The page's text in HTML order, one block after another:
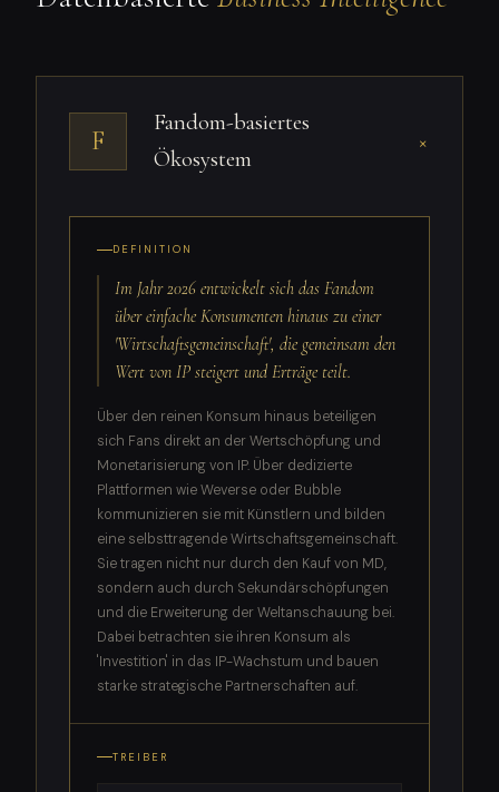
F
Fandom-basiertes
Ökosystem
+
DEFINITION
Im Jahr 2026 entwickelt sich das Fandom
über einfache Konsumenten hinaus zu einer
'Wirtschaftsgemeinschaft', die gemeinsam den
Wert von IP steigert und Erträge teilt.
Über den reinen Konsum hinaus beteiligen
sich Fans direkt an der Wertschöpfung und
Monetarisierung von IP. Über dedizierte
Plattformen wie Weverse oder Bubble
kommunizieren sie mit Künstlern und bilden
eine selbsttragende Wirtschaftsgemeinschaft.
Sie tragen nicht nur durch den Kauf von MD,
sondern auch durch Sekundärschöpfungen
und die Erweiterung der Weltanschauung bei.
Dabei betrachten sie ihren Konsum als
'Investition' in das IP-Wachstum und bauen
starke strategische Partnerschaften auf.
TREIBER